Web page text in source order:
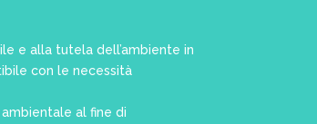
e alla tutela dell’ambiente in
con le necessità
al fine di